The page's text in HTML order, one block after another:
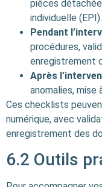
pièces
individuelle (EPI).
Pendant
procédures,
enregistrement
Après
anomalies, mise
Ces checklists
numérique, avec
enregistrement des
6.2 Outils